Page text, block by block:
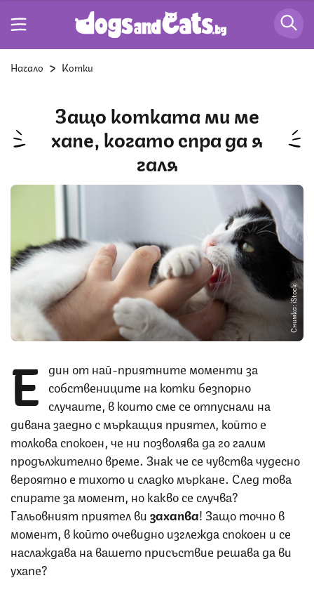
Начало Котки
Защо котката ми ме
хапе, когато спра да я
галя
Снимка: iStock
Е дин от най-приятните моменти за
собствениците на котки безпорно
случаите, в които сме се отпуснали на
дивана заедно с мъркащия приятел, който е
толкова спокоен, че ни позволява да го галим
продължително време. Знак че се чувства чудесно
вероятно е тихото и сладко мъркане. След това
спирате за момент, но какво се случва?
Гальовният приятел визахапва! Защо точно в
момент, в който очевидно изглежда спокоен и се
наслаждава на вашето присъствие решава да ви
ухапе?